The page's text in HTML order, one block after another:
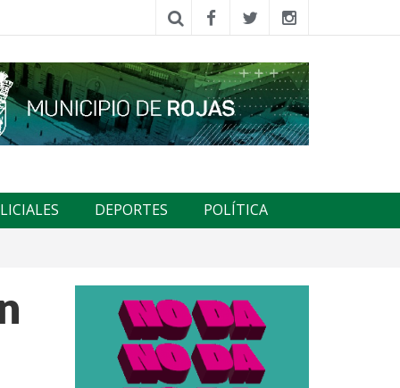
DEPORTES POLÍTICA